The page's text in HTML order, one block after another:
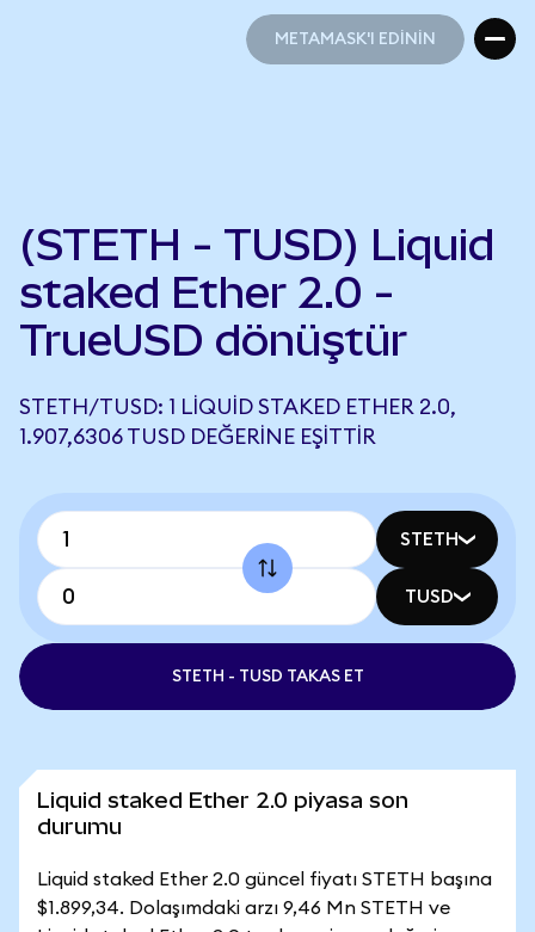
METAMASK'I EDİNİN
(STETH - TUSD) Liquid
staked Ether 2.0 -
TrueUSD dönüştür
STETH/TUSD: 1 LIQUID STAKED ETHER 2.0,
1.907,6306 TUSD DEĞERINE EŞITTIR
STETH
TUSD
STETH - TUSD TAKAS ET
Liquid staked Ether 2.0 piyasa son
durumu
Liquid staked Ether 2.0 güncel fiyatı STETH başına
$1.899,34. Dolaşımdaki arzı 9,46 Mn STETH ve